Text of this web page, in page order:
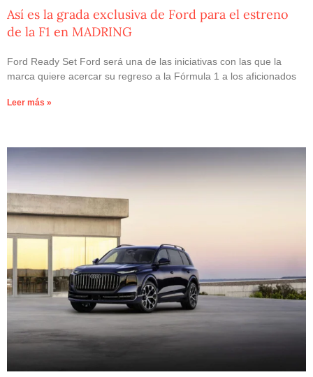
Así es la grada exclusiva de Ford para el estreno
de la F1 en MADRING
Ford Ready Set Ford será una de las iniciativas con las que la
marca quiere acercar su regreso a la Fórmula 1 a los aficionados
Leer más »